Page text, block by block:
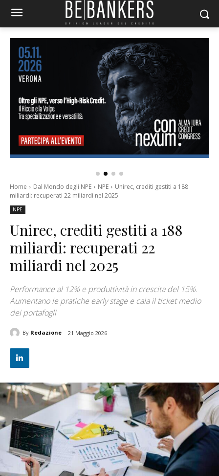
Home Dal Mondo degli NPE NPE
Unirec, crediti gestiti a 188
miliardi: recuperati 22 miliardi nel 2025
NPE
Unirec, crediti gestiti a 188
miliardi: recuperati 22
miliardi nel 2025
Performance al 12% e produttività in crescita del 15%.
Aumentano le pratiche early stage e cala il ticket medio
dei portafogli
By Redazione 21 Maggio 2026